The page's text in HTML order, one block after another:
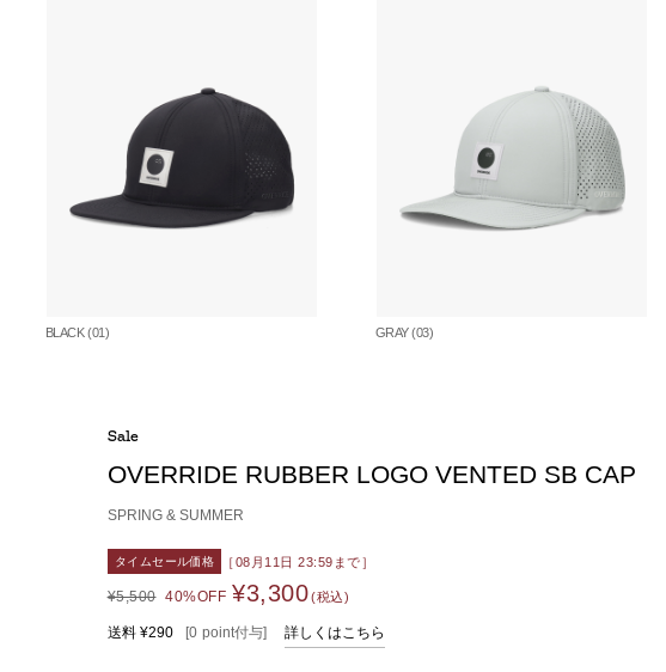
BLACK (01) GRAY (03)
Sale
OVERRIDE RUBBER LOGO VENTED SB CAP
SPRING & SUMMER
タイムセール価格 ［08月11日 23:59まで］
¥5,500 40%OFF ¥3,300(税込)
送料 ¥290 [0 point付与] 詳しくはこちら